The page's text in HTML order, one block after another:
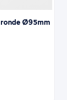
ronde Ø95mm